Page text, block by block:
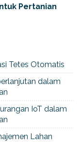
Pertanian
Tetes Otomatis
dalam
IoT dalam
Lahan